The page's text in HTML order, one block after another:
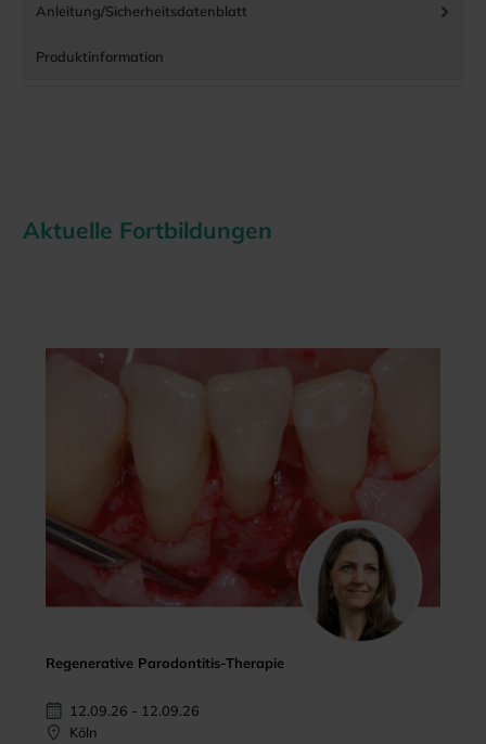
Anleitung/Sicherheitsdatenblatt
Produktinformation
Aktuelle Fortbildungen
Regenerative Parodontitis-Therapie
12.09.26 - 12.09.26
Köln